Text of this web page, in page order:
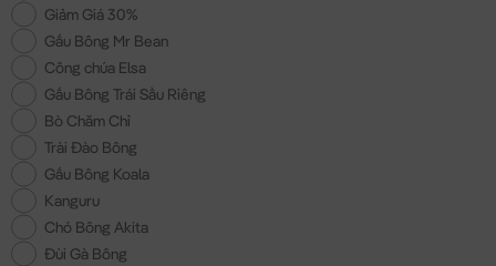
Giảm Giá 30%
Gấu Bông Mr Bean
Công chúa Elsa
Gấu Bông Trái Sầu Riêng
Bò Chăm Chỉ
Trài Đào Bông
Gấu Bông Koala
Kanguru
Chó Bông Akita
Đùi Gà Bông